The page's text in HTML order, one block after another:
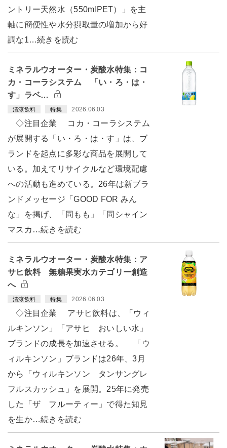
ントリー天然水（550mlPET）」を主
軸に簡便性や水分摂取量の増加から好
調な1…続きを読む
ミネラルウオーター・炭酸水特集：コ
カ・コーラシステム 「い・ろ・は・
す」ラベ…
清涼飲料 特集 2026.06.03
◇注目企業 コカ・コーラシステム
が展開する「い・ろ・は・す」は、ブ
ランドを起点に多彩な商品を展開して
いる。加えてリサイクルなど環境配慮
への活動も進めている。26年は新ブラ
ンドメッセージ「GOOD FOR みん
な」を掲げ、「同もも」「同シャイン
マスカ…続きを読む
ミネラルウオーター・炭酸水特集：ア
サヒ飲料 無糖果実水カテゴリー創造
へ
清涼飲料 特集 2026.06.03
◇注目企業 アサヒ飲料は、「ウィ
ルキンソン」「アサヒ おいしい水」
ブランドの成長を加速させる。 「ウ
ィルキンソン」ブランドは26年、3月
から「ウィルキンソン タンサングレ
フルスカッシュ」を展開。25年に発売
した「ザ フルーティー」で得た知見
を生か…続きを読む